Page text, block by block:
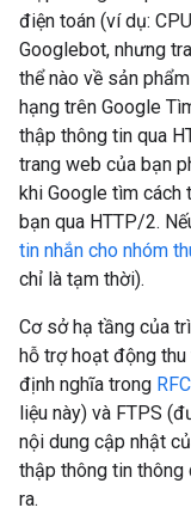
điện toán (ví dụ:
Googlebot, nhưng
thể nào về sản
hạng trên Google
thập thông tin qua
trang web của bạn
khi Google tìm cách
bạn qua HTTP/2.
tin nhắn cho nhóm
chỉ là tạm thời).
Cơ sở hạ tầng của
hỗ trợ hoạt động
định nghĩa trong
liệu này) và FTPS
nội dung cập nhật
thập thông tin thông
ra.